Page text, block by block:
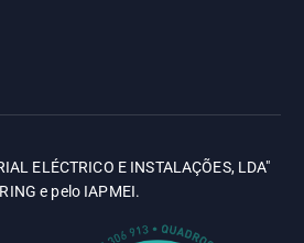
ELÉCTRICO E INSTALAÇÕES, LDA"
e pelo IAPMEI.